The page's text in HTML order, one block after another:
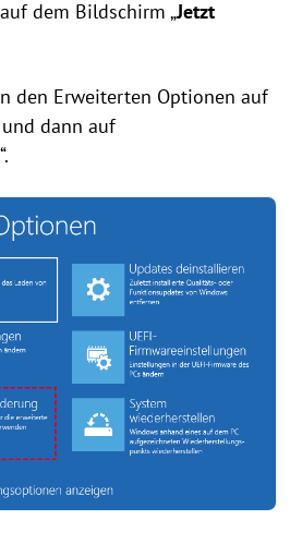
auf dem Bildschirm „Jetzt
den Erweiterten Optionen auf
und dann auf
“.